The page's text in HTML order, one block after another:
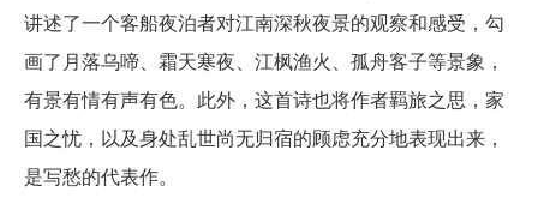
讲述了一个客船夜泊者对江南深秋夜景的观察和感受，勾
画了月落乌啼、霜天寒夜、江枫渔火、孤舟客子等景象，
有景有情有声有色。此外，这首诗也将作者羁旅之思，家
国之忧，以及身处乱世尚无归宿的顾虑充分地表现出来，
是写愁的代表作。